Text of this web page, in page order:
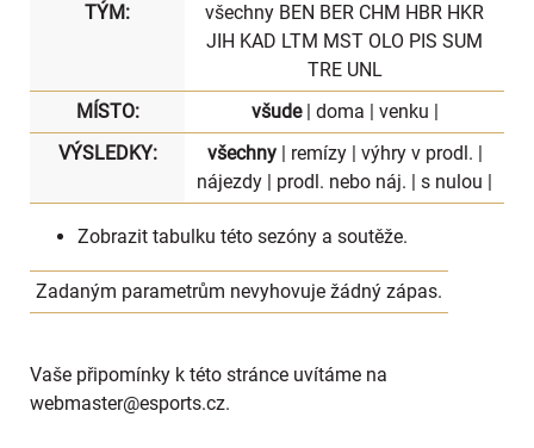
TÝM:
všechny BEN BER CHM HBR HKR
JIH KAD LTM MST OLO PIS SUM
TRE UNL
MÍSTO:
všude| doma | venku |
VÝSLEDKY:
všechny| remízy| výhry v prodl. |
nájezdy | prodl. nebo náj. | s nulou |
Zobrazit tabulku této sezóny a soutěže.
Zadaným parametrům nevyhovuje žádný zápas.
Vaše připomínky k této stránce uvítáme na
webmaster@esports.cz.